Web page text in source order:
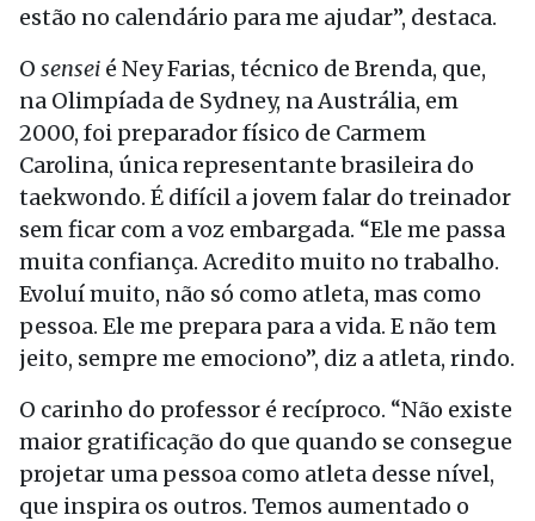
estão no calendário para me ajudar”, destaca.
O sensei é Ney Farias, técnico de Brenda, que,
na Olimpíada de Sydney, na Austrália, em
2000, foi preparador físico de Carmem
Carolina, única representante brasileira do
taekwondo. É difícil a jovem falar do treinador
sem ficar com a voz embargada. “Ele me passa
muita confiança. Acredito muito no trabalho.
Evoluí muito, não só como atleta, mas como
pessoa. Ele me prepara para a vida. E não tem
jeito, sempre me emociono”, diz a atleta, rindo.
O carinho do professor é recíproco. “Não existe
maior gratificação do que quando se consegue
projetar uma pessoa como atleta desse nível,
que inspira os outros. Temos aumentado o